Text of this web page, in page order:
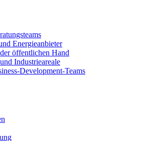
Energieanbieter
öffentlichen Hand
Industrieareale
Development-Teams